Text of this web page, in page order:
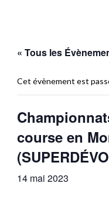
« Tous les
Cet évènement est
course en
14 mai 2023